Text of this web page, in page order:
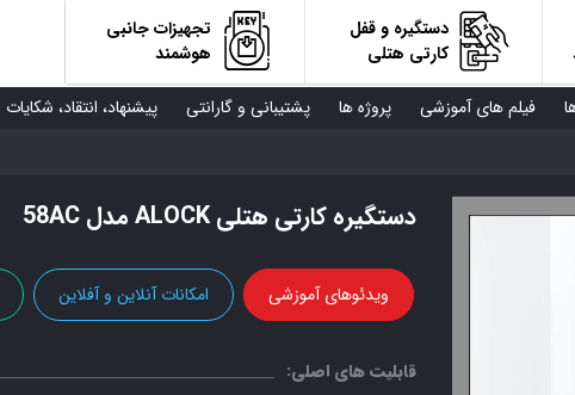
دستگیره و قفل
کارتی هتلی
تجهیزات جانبی
هوشمند
فیلم های آموزشی پروژه ها پشتیبانی و گارانتی پیشنهاد، انتقاد، شکایات
دستگیره کارتی هتلی ALOCK مدل 58AC
ویدئوهای آموزشی امکانات آنلاین و آفلاین
قابلیت های اصلی: